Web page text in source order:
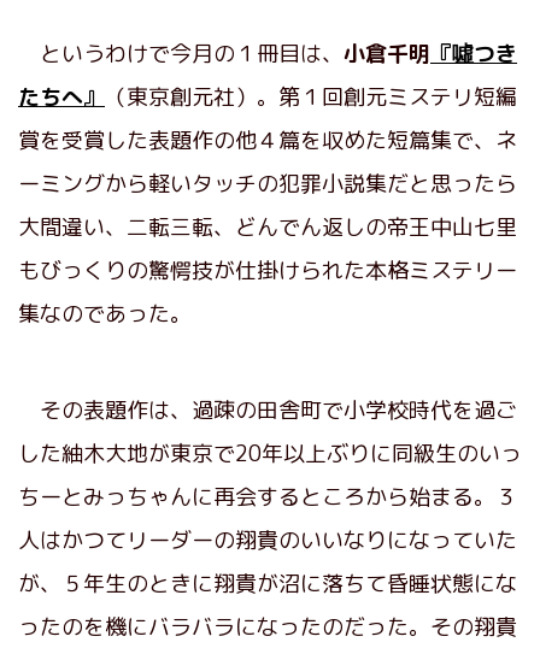
というわけで今月の１冊目は、 小倉千明 『噓つき
たちへ』
（東京創元社）。第１回創元ミステリ短編
賞を受賞した表題作の他４篇を収めた短篇集で、ネ
ーミングから軽いタッチの犯罪小説集だと思ったら
大間違い、二転三転、どんでん返しの帝王中山七里
もびっくりの驚愕技が仕掛けられた本格ミステリー
集なのであった。
その表題作は、過疎の田舎町で小学校時代を過ご
した紬木大地が東京で20年以上ぶりに同級生のいっ
ちーとみっちゃんに再会するところから始まる。３
人はかつてリーダーの翔貴のいいなりになっていた
が、５年生のときに翔貴が沼に落ちて昏睡状態にな
ったのを機にバラバラになったのだった。その翔貴